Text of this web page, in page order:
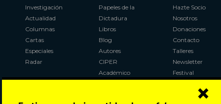
×
Investigación
Actualidad
Columnas
Cartas
Especiales
Radar
Papeles de la
Dictadura
Libros
Blog
Autores
CIPER
Académico
Hazte Socio
Nosotros
Donaciones
Contacto
Talleres
Newsletter
Festival